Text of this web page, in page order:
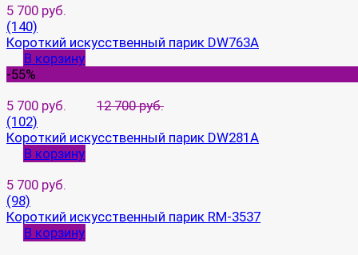
5 700 руб.
(140)
Короткий искусственный парик DW763A
В корзину
-55%
5 700 руб.
12 700 руб.
(102)
Короткий искусственный парик DW281A
В корзину
5 700 руб.
(98)
Короткий искусственный парик RM-3537
В корзину